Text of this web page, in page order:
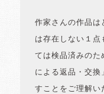
作家さんの作品は
は存在しない１点
ては検品済みのた
による返品・交換
すことをご理解い